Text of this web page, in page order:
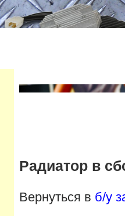
Радиатор в
Вернуться в б/у